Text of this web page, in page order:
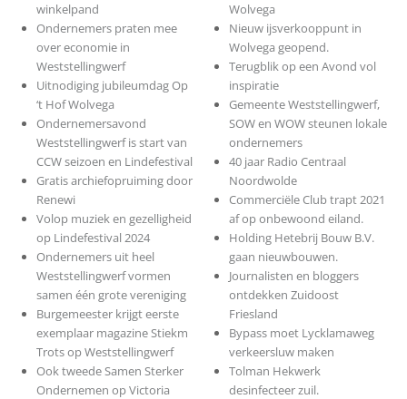
winkelpand
Ondernemers praten mee
over economie in
Weststellingwerf
Uitnodiging jubileumdag Op
‘t Hof Wolvega
Ondernemersavond
Weststellingwerf is start van
CCW seizoen en Lindefestival
Gratis archiefopruiming door
Renewi
Volop muziek en gezelligheid
op Lindefestival 2024
Ondernemers uit heel
Weststellingwerf vormen
samen één grote vereniging
Burgemeester krijgt eerste
exemplaar magazine Stiekm
Trots op Weststellingwerf
Ook tweede Samen Sterker
Ondernemen op Victoria
Wolvega
Nieuw ijsverkooppunt in
Wolvega geopend.
Terugblik op een Avond vol
inspiratie
Gemeente Weststellingwerf,
SOW en WOW steunen lokale
ondernemers
40 jaar Radio Centraal
Noordwolde
Commerciële Club trapt 2021
af op onbewoond eiland.
Holding Hetebrij Bouw B.V.
gaan nieuwbouwen.
Journalisten en bloggers
ontdekken Zuidoost
Friesland
Bypass moet Lycklamaweg
verkeersluw maken
Tolman Hekwerk
desinfecteer zuil.